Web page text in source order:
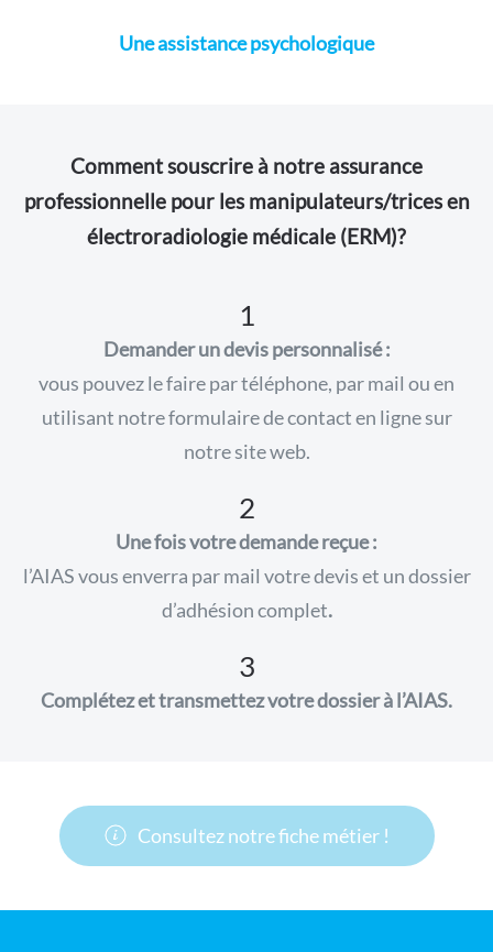
Une assistance psychologique
Comment souscrire à notre assurance
professionnelle pour les manipulateurs/trices en
électroradiologie médicale (ERM)?
1
Demander un devis personnalisé :
vous pouvez le faire par téléphone, par mail ou en
utilisant notre formulaire de contact en ligne sur
notre site web.
2
Une fois votre demande reçue :
l’AIAS vous enverra par mail votre devis et un dossier
d’adhésion complet.
3
Complétez et transmettez votre dossier à l’AIAS.
Consultez notre fiche métier !